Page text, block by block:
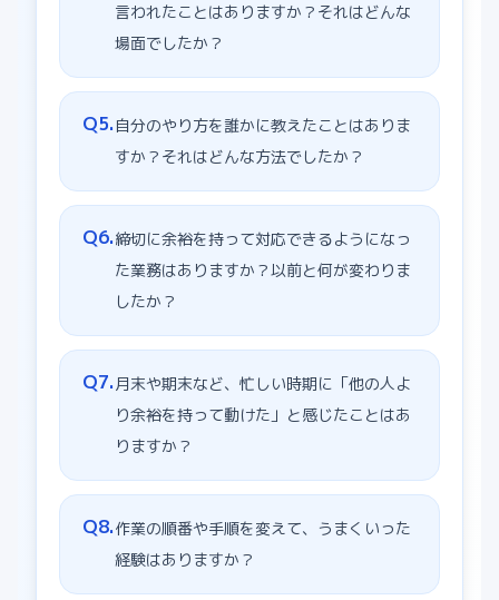
言われたことはありますか？それはどんな
場面でしたか？
Q5. 自分のやり方を誰かに教えたことはありま
すか？それはどんな方法でしたか？
Q6.締切に余裕を持って対応できるようになっ
た業務はありますか？以前と何が変わりま
したか？
Q7.月末や期末など、忙しい時期に「他の人よ
り余裕を持って動けた」と感じたことはあ
りますか？
Q8.作業の順番や手順を変えて、うまくいった
経験はありますか？